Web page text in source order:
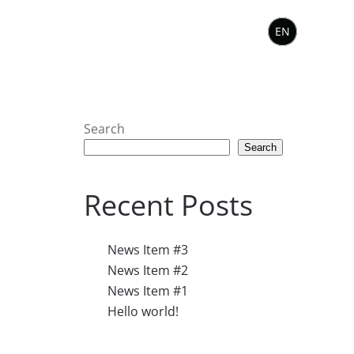
EN
Search
Search
Recent Posts
News Item #3
News Item #2
News Item #1
Hello world!